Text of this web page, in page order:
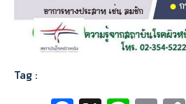
Tag :